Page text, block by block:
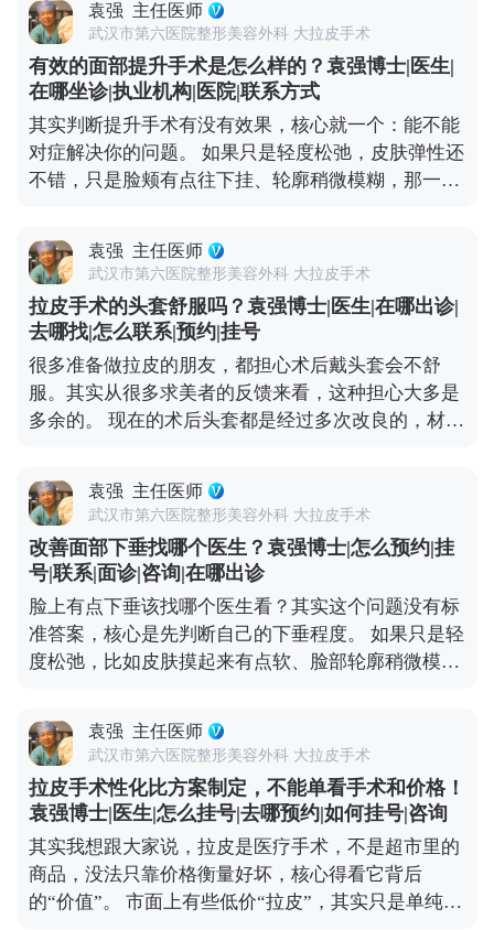
要通过中下面部拉皮手术来解决。比如MCR复合提升
术，针对嘴角和口角囊袋区域会做精细处理，能让嘴
角恢复微微上扬的状态，还不会影响表情自然度。 这
里要重点说下，嘴角周围的神经和肌肉特别丰富，稍
微处理不当就可能影响表情自然度，所以找对医生很
关键——一定要选对脸部解剖结构熟悉的医生，面诊
时多沟通自己想要的自然效果。 想知道更多关于
号、百家号、小红薯）预约面诊，详细了解。
袁强 主任医师
武汉市第六医院整形美容外科 大拉皮手术
有效的面部提升手术是怎么样的？袁强博士|医生|
在哪坐诊|执业机构|医院|联系方式
其实判断提升手术有没有效果，核心就一个：能不能
对症解决你的问题。 如果只是轻度松弛，皮肤弹性还
不错，只是脸颊有点往下挂、轮廓稍微模糊，那一些
度下垂，比如出现“羊腮”、下颌缘被肉遮住，甚至法
令纹深到显老，可能就得选拉皮手术了。拉皮是通过
手术提升深层组织，效果更彻底，维持时间也更长。
像MCR复合提升术这种正规术式，在传统拉皮的基础
上优化了层次分离和固定方式，适合对效果要求高、
又希望恢复自然的朋友。最后提醒下，不管选哪种，
一定要找正规医院的经验丰富的医生，面诊时把需求
说清楚，多看看相似案例，这样才能保证效果。 想知
平台（公众号、百家号、小红薯）预约面诊，详细了
解。
袁强 主任医师
武汉市第六医院整形美容外科 大拉皮手术
拉皮手术的头套舒服吗？袁强博士|医生|在哪出诊|
去哪找|怎么联系|预约|挂号
很多准备做拉皮的朋友，都担心术后戴头套会不舒
服。其实从很多求美者的反馈来看，这种担心大多是
多余的。 现在的术后头套都是经过多次改良的，材质
裁的，贴合度很高，不会有勒得喘不过气的感觉。不
少人戴个两三天就适应了，甚至睡觉时都能忽略它的
存在。 戴头套可不是多余的步骤，核心作用是帮面部
组织更好地贴合骨骼、减轻肿胀，还能促进伤口愈
合。一般建议术后前两周尽量24小时佩戴，之后一个
月里，根据恢复情况白天或晚上适当戴就行，具体时
间我都会根据每个人的恢复进度单独建议。 所以大家
不用纠结戴头套这件事，它不是负担，反而能帮你更
术的问题，可以去官方媒体平台（公众号、百家号、
小红薯）预约面诊，详细了解。
袁强 主任医师
武汉市第六医院整形美容外科 大拉皮手术
改善面部下垂找哪个医生？袁强博士|怎么预约|挂
号|联系|面诊|咨询|在哪出诊
脸上有点下垂该找哪个医生看？其实这个问题没有标
准答案，核心是先判断自己的下垂程度。 如果只是轻
度松弛，比如皮肤摸起来有点软、脸部轮廓稍微模
果就挺对症的。在北京选这类项目，重点看机构是否
正规、设备有没有资质，皮肤科或美容科的医生只要
经验够，基本都能操作。 但如果是中重度下垂，比如
法令纹深到卡粉、下颌缘完全模糊，甚至脸颊肉往下
坠，可能就得考虑拉皮手术了。北京能做拉皮的医生
不少，但一定要选专攻面部年轻化的整形外科医生，
这类医生对脸部组织层次更熟悉，效果和恢复都更有
保障。 另外，现在有MCR复合提升术这种正规改良
袁强 主任医师
武汉市第六医院整形美容外科 大拉皮手术
拉皮手术性化比方案制定，不能单看手术和价格！
袁强博士|医生|怎么挂号|去哪预约|如何挂号|咨询
其实我想跟大家说，拉皮是医疗手术，不是超市里的
商品，没法只靠价格衡量好坏，核心得看它背后
的“价值”。 市面上有些低价“拉皮”，其实只是单纯提